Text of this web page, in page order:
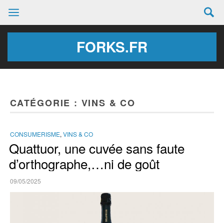
FORKS.FR
CATÉGORIE : VINS & CO
CONSUMERISME, VINS & CO
Quattuor, une cuvée sans faute
d’orthographe,…ni de goût
09/05/2025